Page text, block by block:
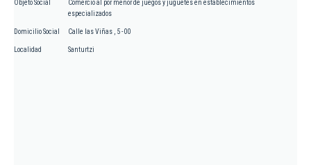
Objeto Social
Comercio al por menor de juegos y juguetes en establecimientos
especializados
Domicilio Social Calle las Viñas , 5 - 00
Localidad Santurtzi